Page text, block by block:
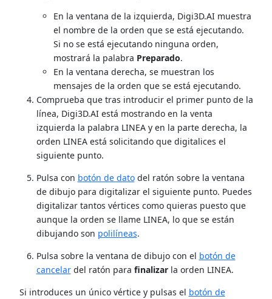
En la ventana de la izquierda, Digi3D.AI muestra
el nombre de la orden que se está ejecutando.
Si no se está ejecutando ninguna orden,
mostrará la palabra Preparado.
En la ventana derecha, se muestran los
mensajes de la orden que se está ejecutando.
Comprueba que tras introducir el primer punto de la
línea, Digi3D.AI está mostrando en la venta
izquierda la palabra LINEA y en la parte derecha, la
orden LINEA está solicitando que digitalices el
siguiente punto.
Pulsa con botón de datodel ratón sobre la ventana
de dibujo para digitalizar el siguiente punto. Puedes
digitalizar tantos vértices como quieras puesto que
aunque la orden se llame LINEA, lo que se están
dibujando son polilíneas.
Pulsa sobre la ventana de dibujo con el botón de
cancelardel ratón para finalizarla orden LINEA.
Si introduces un único vértice y pulsas el botón de